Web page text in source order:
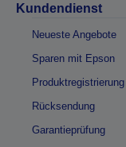
Kundendienst
Neueste Angebote
Sparen mit Epson
Produktregistrierung
Rücksendung
Garantieprüfung